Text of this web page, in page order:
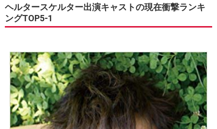
ヘルタースケルター出演キャストの現在衝撃ランキ
ングTOP5-1